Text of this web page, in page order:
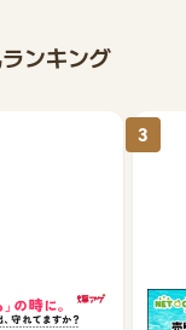
ンキング
ション（ド
【
3